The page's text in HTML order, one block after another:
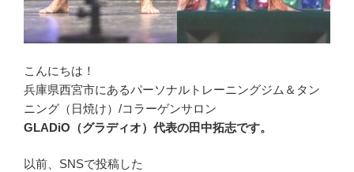
こんにちは！
兵庫県西宮市にあるパーソナルトレーニングジム＆タン
ニング（日焼け）/コラーゲンサロン
GLADiO（グラディオ）代表の田中拓志です。
以前、SNSで投稿した